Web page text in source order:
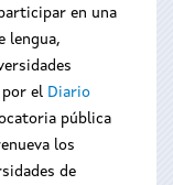
en una
lengua,
por el Diario
pública
los
de